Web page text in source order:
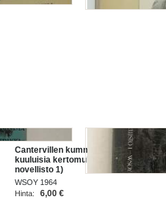
Cantervillen kummitus ja muita
kuuluisia kertomuksia (Nuorten
novellisto 1)
WSOY 1964
Hinta:
6,00 €